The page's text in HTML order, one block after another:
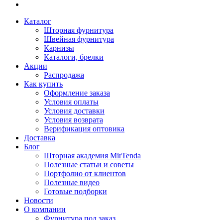
Каталог
Шторная фурнитура
Швейная фурнитура
Карнизы
Каталоги, брелки
Акции
Распродажа
Как купить
Оформление заказа
Условия оплаты
Условия доставки
Условия возврата
Верификация оптовика
Доставка
Блог
Шторная академия MirTenda
Полезные статьи и советы
Портфолио от клиентов
Полезные видео
Готовые подборки
Новости
О компании
Фурнитура под заказ